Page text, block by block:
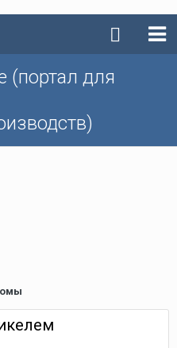
(портал для